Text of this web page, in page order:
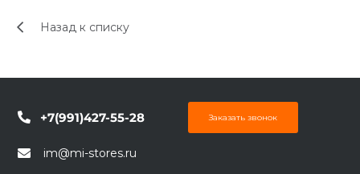
Назад к списку
+7(991)427-55-28 Заказать звонок
im@mi-stores.ru